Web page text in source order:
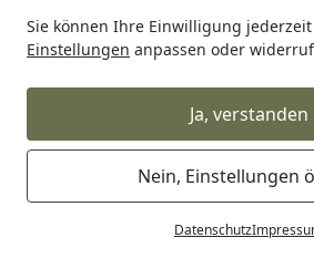
Sie können Ihre Einwilligung
Einstellungen anpassen oder
Ja, verstanden
Nein, Einstellungen
Datenschutz
Kategorien
Filter / Sortierung
0 Artikel
Diese Kategorie befindet